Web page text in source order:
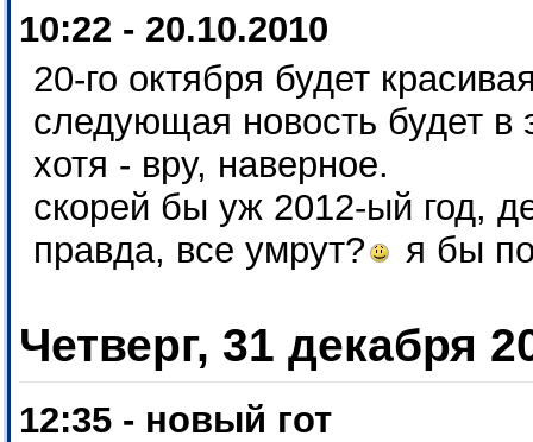
10:22 - 20.10.2010
20-го октября будет
следующая новость будет в
хотя - вру, наверное.
скорей бы уж 2012-ый год,
правда, все умрут?
я бы
Четверг, 31 декабря
12:35 - новый гот